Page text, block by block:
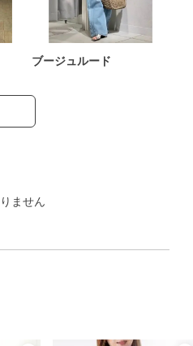
ブージュルード
ません